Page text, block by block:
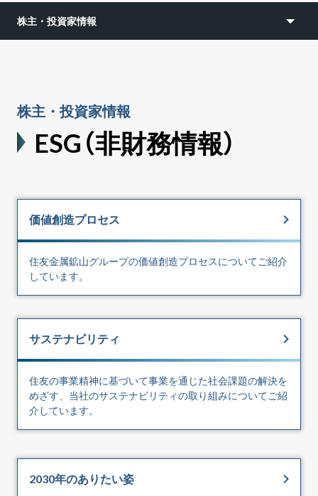
株主・投資家情報
株主・投資家情報
ESG（非財務情報）
価値創造プロセス
住友金属鉱山グループの価値創造プロセスについてご紹介
しています。
サステナビリティ
住友の事業精神に基づいて事業を通じた社会課題の解決を
めざす、当社のサステナビリティの取り組みについてご紹
介しています。
2030年のありたい姿